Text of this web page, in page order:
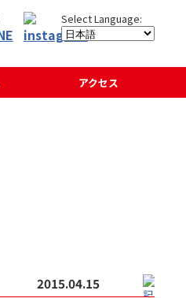
アクセス
2015.04.15